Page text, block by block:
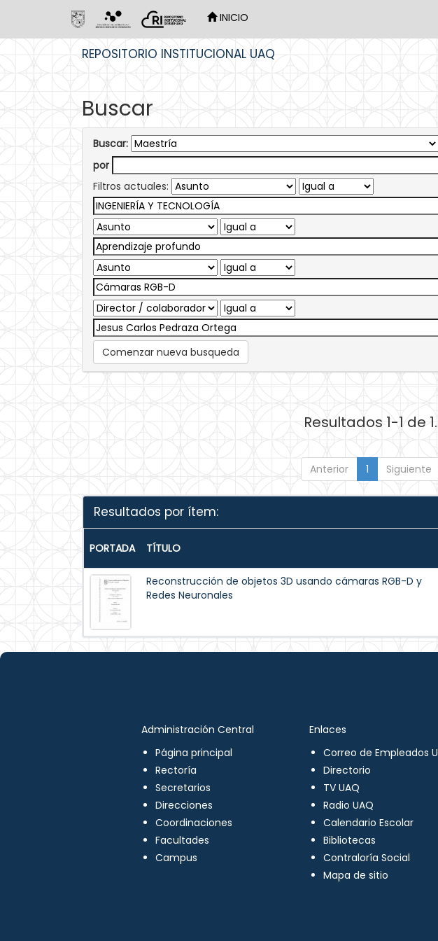
INICIO
REPOSITORIO INSTITUCIONAL UAQ
Buscar
Buscar:
por
Filtros actuales:
Comenzar nueva busqueda
Resultados 1-1 de 1.
Anterior 1 Siguiente
Resultados por ítem:
PORTADA TÍTULO
Reconstrucción de objetos 3D usando cámaras RGB-D y
Redes Neuronales
Administración Central
Página principal
Rectoría
Secretarios
Direcciones
Coordinaciones
Facultades
Campus
Enlaces
Correo de Empleados
Directorio
TV UAQ
Radio UAQ
Calendario Escolar
Bibliotecas
Contraloría Social
Mapa de sitio